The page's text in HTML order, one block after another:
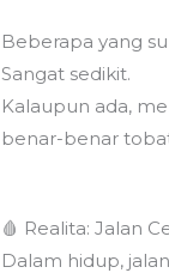
Beberapa yang
Sangat sedikit.
Kalaupun ada,
benar-benar
🩸 Realita: Jalan
Dalam hidup,